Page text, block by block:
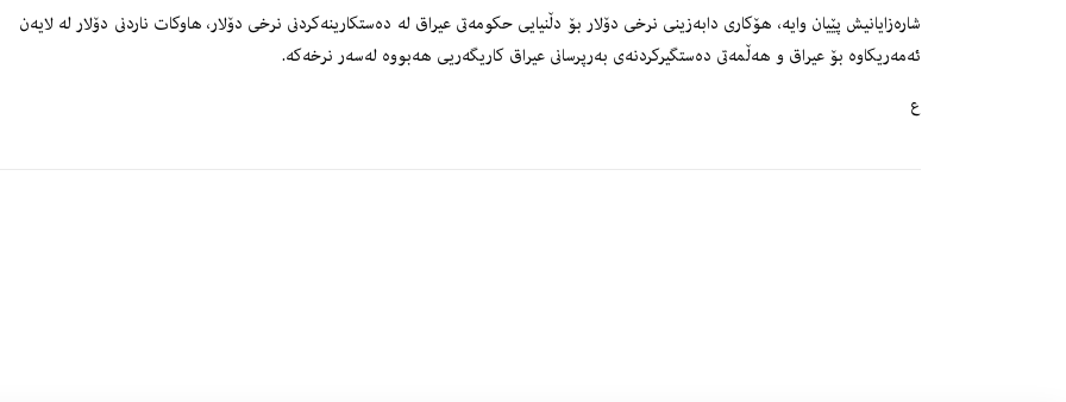
شاره‌زایانیش پێیان وایه‌، هۆكارى دابه‌زینى نرخى دۆلار بۆ دڵنیایی حكومه‌تى عیراق له‌ ده‌ستكارینه‌كردنى نرخى دۆلار، هاوكات ناردنى دۆلار له‌ لایه‌ن
ئه‌مه‌ریكاوه‌ بۆ عیراق و هه‌ڵمه‌تى ده‌ستگیركردنه‌ى به‌رپرسانى عیراق كاریگه‌ریی هه‌بووه‌ له‌سه‌ر نرخه‌كه‌.
ع